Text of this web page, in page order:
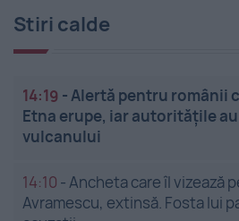
Stiri calde
14:19 -Alertă pentru românii
Etna erupe, iar autoritățile
vulcanului
14:10 -Ancheta care îl vizează
Avramescu, extinsă. Fosta lui